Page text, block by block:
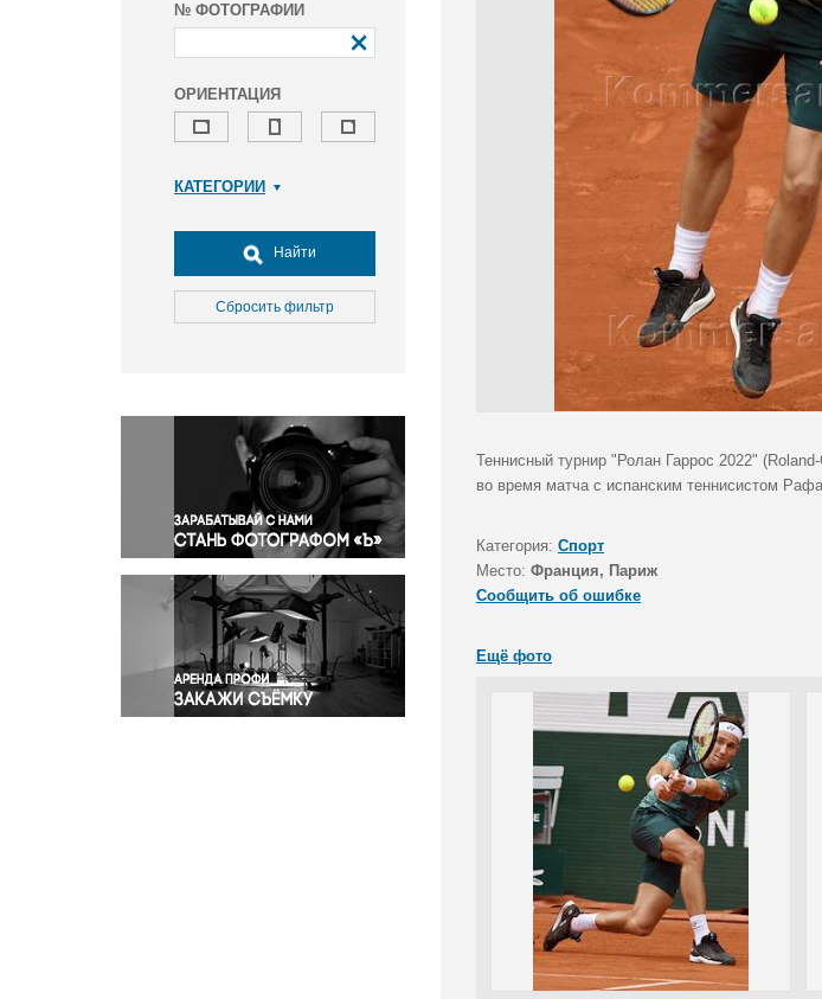
№ ФОТОГРАФИИ
ОРИЕНТАЦИЯ
КАТЕГОРИИ
Досуг, туризм и отдых
Культура
Медицина
Окружающая среда
Политика
Правосудие
Происшествия и конфликты
Религия
Светская жизнь
Спорт
Экология
Экономика и бизнес
Найти
Сбросить фильтр
Теннисный турнир "Ролан Гаррос 2022"
во время матча с испанским теннисистом
Категория: Спорт
Место: Франция, Париж
Сообщить об ошибке
Ещё фото